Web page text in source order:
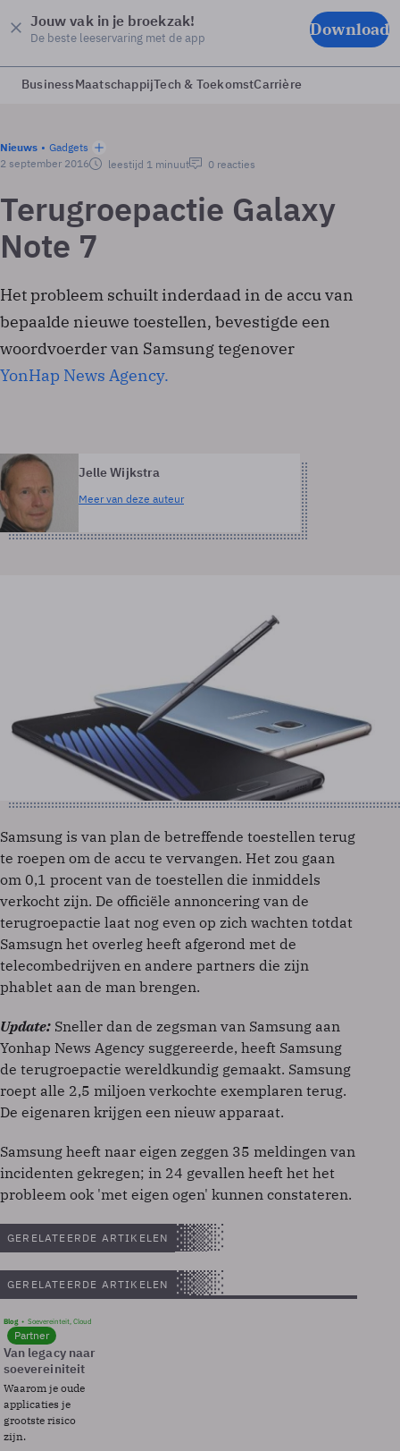
Jouw vak in je broekzak!
De beste leeservaring met de app Download
BusinessMaatschappijTech & ToekomstCarrière
Nieuws
Gadgets
2 september 2016
leestijd 1 minuut 0 reacties
Terugroepactie Galaxy
Note 7
Het probleem schuilt inderdaad in de accu van
bepaalde nieuwe toestellen, bevestigde een
woordvoerder van Samsung tegenover
YonHap News Agency.
Jelle Wijkstra
Meer van deze auteur
Samsung is van plan de betreffende toestellen terug
te roepen om de accu te vervangen. Het zou gaan
om 0,1 procent van de toestellen die inmiddels
verkocht zijn. De officiële annoncering van de
terugroepactie laat nog even op zich wachten totdat
Samsugn het overleg heeft afgerond met de
telecombedrijven en andere partners die zijn
phablet aan de man brengen.
Update: Sneller dan de zegsman van Samsung aan
Yonhap News Agency suggereerde, heeft Samsung
de terugroepactie wereldkundig gemaakt. Samsung
roept alle 2,5 miljoen verkochte exemplaren terug.
De eigenaren krijgen een nieuw apparaat.
Samsung heeft naar eigen zeggen 35 meldingen van
incidenten gekregen; in 24 gevallen heeft het het
probleem ook 'met eigen ogen' kunnen constateren.
GERELATEERDE ARTIKELEN
GERELATEERDE ARTIKELEN
Blog Soevereinteit, Cloud
Partner
Van legacy naar
soevereiniteit
Waarom je oude
applicaties je
grootste risico
zijn.